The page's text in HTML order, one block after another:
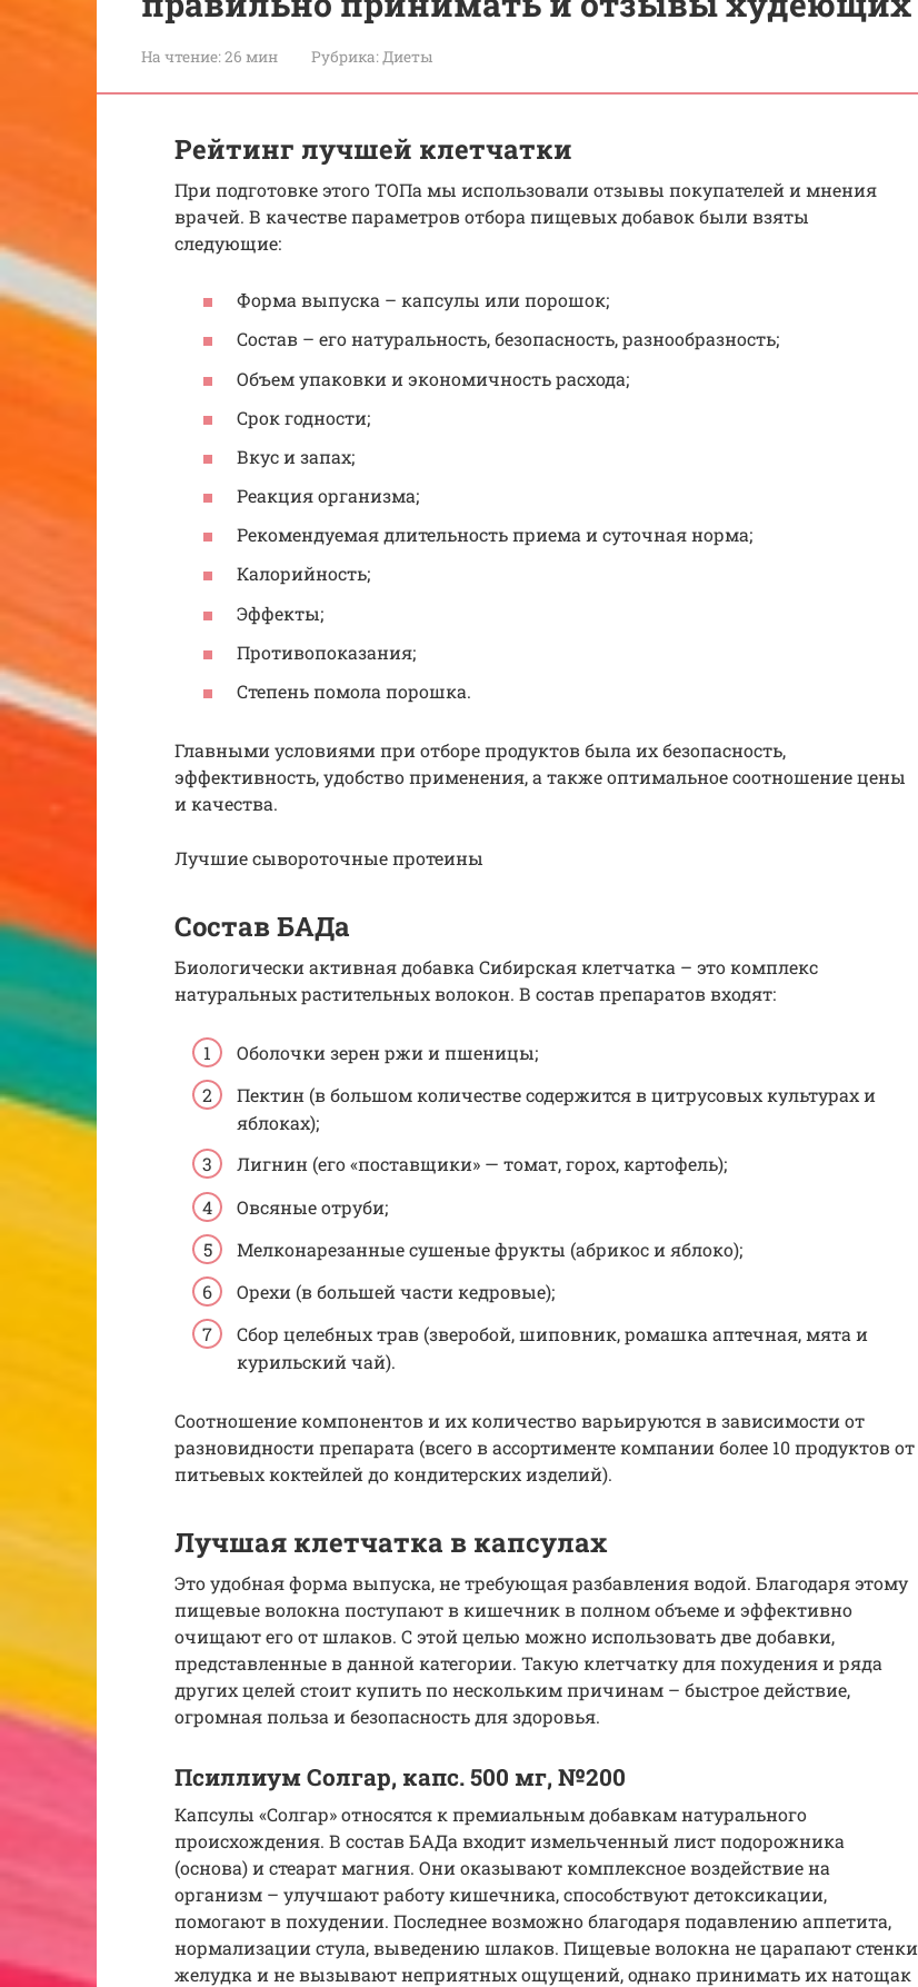
На чтение:26 мин Рубрика:Диеты
Рейтинг лучшей клетчатки
При подготовке этого ТОПа мы использовали отзывы покупателей и мнения
врачей. В качестве параметров отбора пищевых добавок были взяты
следующие:
Форма выпуска – капсулы или порошок;
Состав – его натуральность, безопасность, разнообразность;
Объем упаковки и экономичность расхода;
Срок годности;
Вкус и запах;
Реакция организма;
Рекомендуемая длительность приема и суточная норма;
Калорийность;
Эффекты;
Противопоказания;
Степень помола порошка.
Главными условиями при отборе продуктов была их безопасность,
эффективность, удобство применения, а также оптимальное соотношение цены
и качества.
Лучшие сывороточные протеины
Состав БАДа
Биологически активная добавка Сибирская клетчатка – это комплекс
натуральных растительных волокон. В состав препаратов входят:
Оболочки зерен ржи и пшеницы;
Пектин (в большом количестве содержится в цитрусовых культурах и
яблоках);
Лигнин (его «поставщики» — томат, горох, картофель);
Овсяные отруби;
Мелконарезанные сушеные фрукты (абрикос и яблоко);
Орехи (в большей части кедровые);
Сбор целебных трав (зверобой, шиповник, ромашка аптечная, мята и
курильский чай).
Соотношение компонентов и их количество варьируются в зависимости от
разновидности препарата (всего в ассортименте компании более 10 продуктов от
питьевых коктейлей до кондитерских изделий).
Лучшая клетчатка в капсулах
Это удобная форма выпуска, не требующая разбавления водой. Благодаря этому
пищевые волокна поступают в кишечник в полном объеме и эффективно
очищают его от шлаков. С этой целью можно использовать две добавки,
представленные в данной категории. Такую клетчатку для похудения и ряда
других целей стоит купить по нескольким причинам – быстрое действие,
огромная польза и безопасность для здоровья.
Псиллиум Солгар, капс. 500 мг, №200
Капсулы «Солгар» относятся к премиальным добавкам натурального
происхождения. В состав БАДа входит измельченный лист подорожника
(основа) и стеарат магния. Они оказывают комплексное воздействие на
организм – улучшают работу кишечника, способствуют детоксикации,
помогают в похудении. Последнее возможно благодаря подавлению аппетита,
нормализации стула, выведению шлаков. Пищевые волокна не царапают стенки
желудка и не вызывают неприятных ощущений, однако принимать их натощак